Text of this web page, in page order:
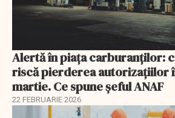
Alertă în piața carburanților:
riscă pierderea autorizațiilor
martie. Ce spune șeful ANAF
22 FEBRUARIE 2026